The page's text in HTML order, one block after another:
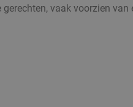
vaak voorzien van